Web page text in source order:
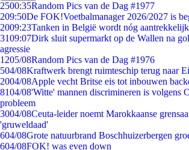
2500:35Random Pics van de Dag #1977
209:50De FOK!Voetbalmanager 2026/2027 is
2009:23Tanken in België wordt nóg
3109:07Dirk sluit supermarkt op de Wallen na
agressie
1205/08Random Pics van de Dag #1976
504/08Kraftwerk brengt ruimteschip terug naar
2004/08Apple vecht Britse eis tot inbouwen
8104/08'Witte' mannen discrimineren is volgens
probleem
3004/08Ceuta-leider noemt Marokkaanse
'gruweldaad'
604/08Grote natuurbrand Boschhuizerbergen
604/08FOK! was even down